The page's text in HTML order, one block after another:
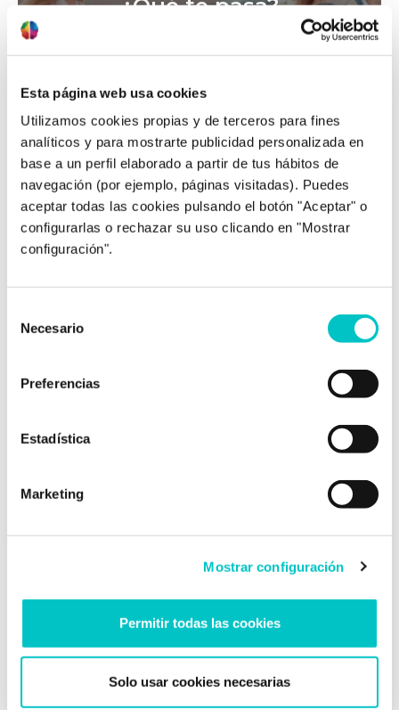
Esta página web usa cookies
Utilizamos cookies propias y de terceros para fines
analíticos y para mostrarte publicidad personalizada en
base a un perfil elaborado a partir de tus hábitos de
navegación (por ejemplo, páginas visitadas). Puedes
aceptar todas las cookies pulsando el botón "Aceptar" o
configurarlas o rechazar su uso clicando en "Mostrar
configuración".
Necesario
Preferencias
Estadística
Marketing
Mostrar configuración
Permitir todas las cookies
Solo usar cookies necesarias
¿Qué te pasa?
¿Hay algo más?
paso hacia tu cambio
A trabajar